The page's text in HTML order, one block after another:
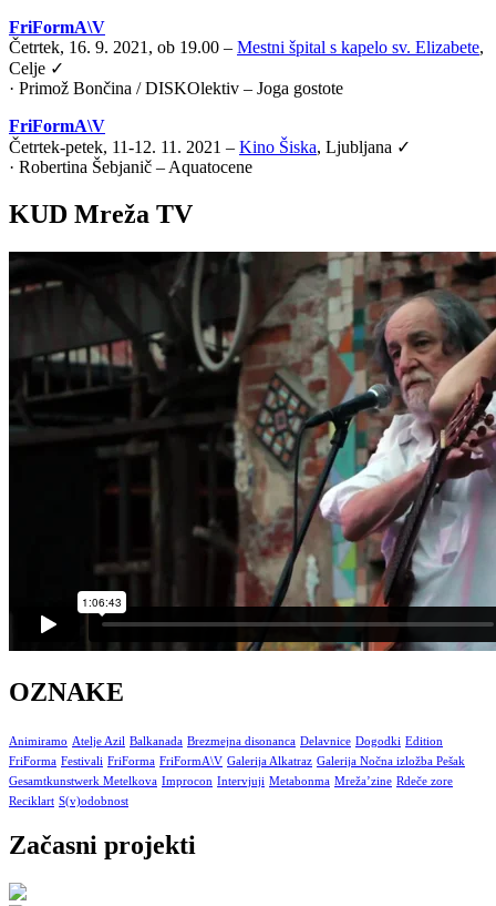
FriFormA\V
Četrtek, 16. 9. 2021, ob 19.00 – Mestni špital s kapelo sv. Elizabete,
Celje ✓
· Primož Bončina / DISKOlektiv – Joga gostote
FriFormA\V
Četrtek-petek, 11-12. 11. 2021 – Kino Šiska, Ljubljana ✓
· Robertina Šebjanič – Aquatocene
KUD Mreža TV
OZNAKE
Animiramo Atelje Azil Balkanada Brezmejna disonanca Delavnice Dogodki Edition
FriForma Festivali FriForma FriFormA\V Galerija Alkatraz Galerija Nočna izložba Pešak
Gesamtkunstwerk Metelkova Improcon Intervjuji Metabonma Mreža’zine Rdeče zore
Reciklart S(v)odobnost
Začasni projekti